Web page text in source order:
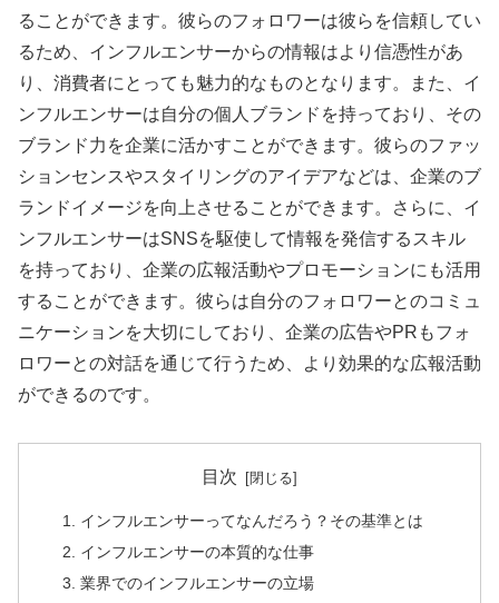
ることができます。彼らのフォロワーは彼らを信頼してい
るため、インフルエンサーからの情報はより信憑性があ
り、消費者にとっても魅力的なものとなります。また、イ
ンフルエンサーは自分の個人ブランドを持っており、その
ブランド力を企業に活かすことができます。彼らのファッ
ションセンスやスタイリングのアイデアなどは、企業のブ
ランドイメージを向上させることができます。さらに、イ
ンフルエンサーはSNSを駆使して情報を発信するスキル
を持っており、企業の広報活動やプロモーションにも活用
することができます。彼らは自分のフォロワーとのコミュ
ニケーションを大切にしており、企業の広告やPRもフォ
ロワーとの対話を通じて行うため、より効果的な広報活動
ができるのです。
目次
インフルエンサーってなんだろう？その基準とは
インフルエンサーの本質的な仕事
業界でのインフルエンサーの立場